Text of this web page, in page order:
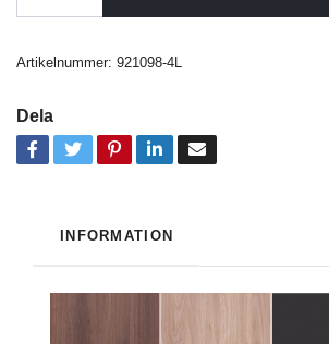
Artikelnummer: 921098-4L
Dela
INFORMATION